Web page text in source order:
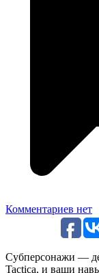
Комментариев нет
Субперсонажи —
Tactica, и ваши